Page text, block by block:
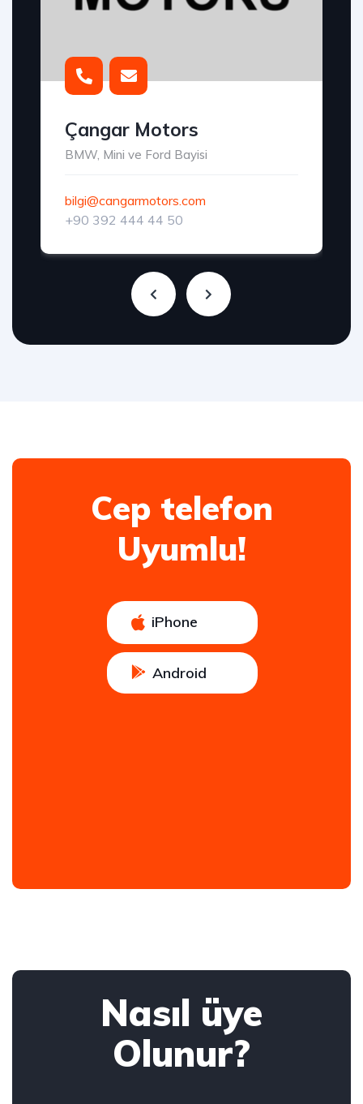
Çangar Motors
BMW, Mini ve Ford Bayisi
bilgi@cangarmotors.com
+90 392 444 44 50
Cep telefon
Uyumlu!
iPhone
Android
Nasıl üye
Olunur?